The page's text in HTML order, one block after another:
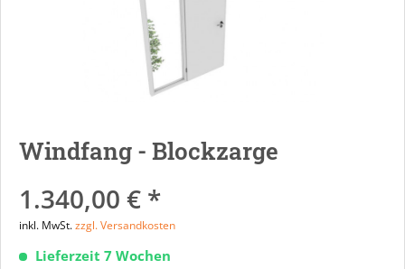
Windfang - Blockzarge
1.340,00 € *
inkl. MwSt.zzgl. Versandkosten
Lieferzeit 7 Wochen